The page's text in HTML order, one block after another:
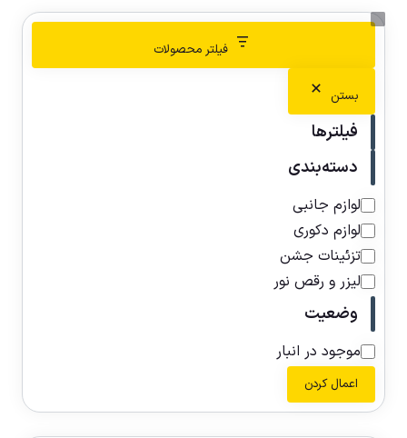
فیلتر محصولات
بستن
فیلترها
دسته‌بندی
لوازم جانبی
لوازم دکوری
تزئینات جشن
لیزر و رقص نور
وضعیت
موجود در انبار
اعمال کردن